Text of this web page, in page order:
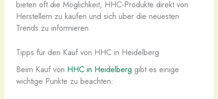
bieten oft die Möglichkeit, HHC-Produkte direkt von
Herstellern zu kaufen und sich über die neuesten
Trends zu informieren.
Tipps für den Kauf von HHC in Heidelberg
Beim Kauf von HHC in Heidelberg gibt es einige
wichtige Punkte zu beachten: